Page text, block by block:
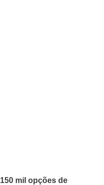
150 mil opções de